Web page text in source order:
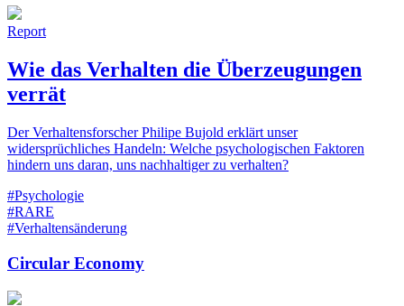
Report
Wie das Verhalten die Überzeugungen
verrät
Der Verhaltensforscher Philipe Bujold erklärt unser
widersprüchliches Handeln: Welche psychologischen Faktoren
hindern uns daran, uns nachhaltiger zu verhalten?
#Psychologie
#RARE
#Verhaltensänderung
Circular Economy